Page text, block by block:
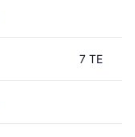
7 TE